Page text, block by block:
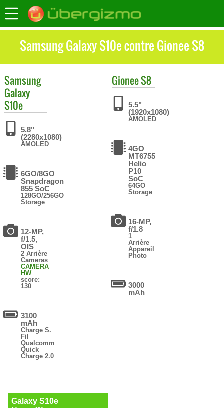
Samsung Galaxy S10e contre Gionee S8
Samsung
Galaxy
S10e
5.8"
(2280x1080)
AMOLED
6GO/8GO
Snapdragon
855 SoC
128GO/256GO
Storage
12-MP,
f/1.5,
OIS
2 Arrière
Cameras
CAMERA
HW
score:
130
3100
mAh
Charge S.
Fil
Qualcomm
Quick
Charge 2.0
Galaxy S10e
GioneeS8
5.5"
(1920x1080)
AMOLED
4GO
MT6755
Helio
P10
SoC
64GO
Storage
16-MP,
f/1.8
1
Arrière
Appareil
Photo
3000
mAh